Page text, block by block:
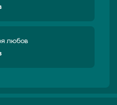
любов